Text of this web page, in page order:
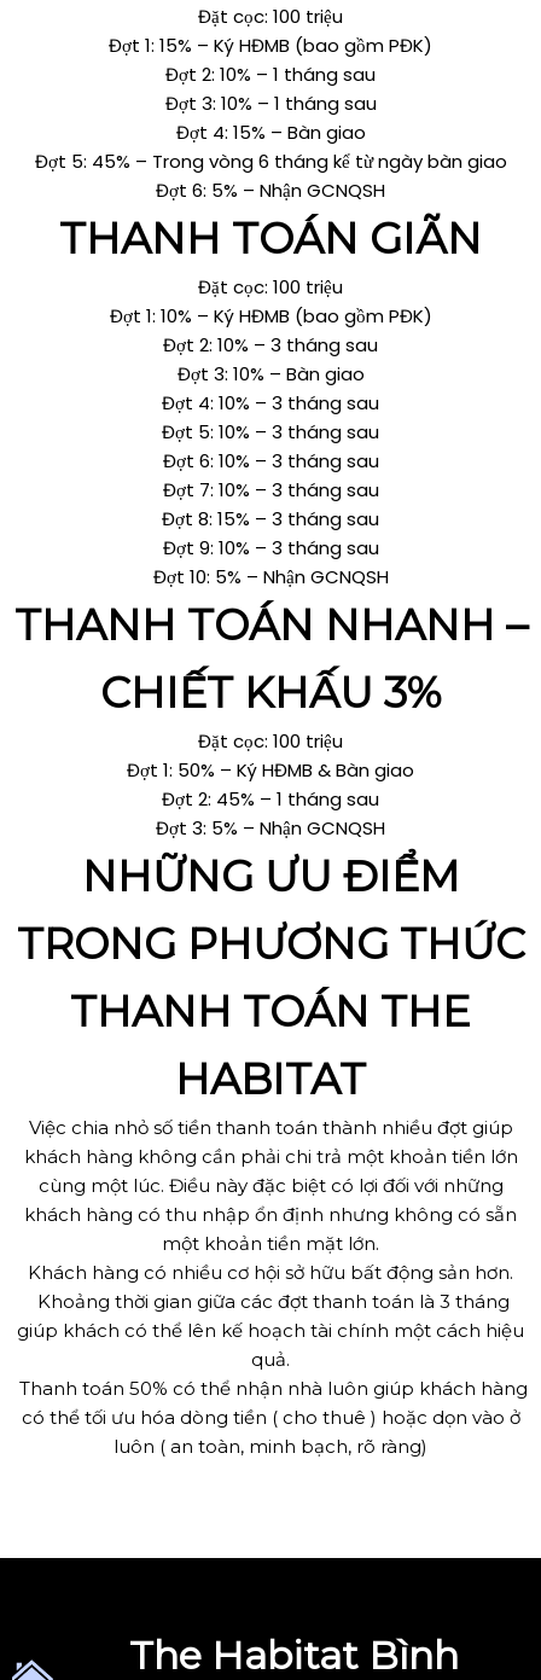
Đặt cọc: 100 triệu
Đợt 1: 15% – Ký HĐMB (bao gồm PĐK)
Đợt 2: 10% – 1 tháng sau
Đợt 3: 10% – 1 tháng sau
Đợt 4: 15% – Bàn giao
Đợt 5: 45% – Trong vòng 6 tháng kể từ ngày bàn giao
Đợt 6: 5% – Nhận GCNQSH
THANH TOÁN GIÃN
Đặt cọc: 100 triệu
Đợt 1: 10% – Ký HĐMB (bao gồm PĐK)
Đợt 2: 10% – 3 tháng sau
Đợt 3: 10% – Bàn giao
Đợt 4: 10% – 3 tháng sau
Đợt 5: 10% – 3 tháng sau
Đợt 6: 10% – 3 tháng sau
Đợt 7: 10% – 3 tháng sau
Đợt 8: 15% – 3 tháng sau
Đợt 9: 10% – 3 tháng sau
Đợt 10: 5% – Nhận GCNQSH
THANH TOÁN NHANH –
CHIẾT KHẤU 3%
Đặt cọc: 100 triệu
Đợt 1: 50% – Ký HĐMB & Bàn giao
Đợt 2: 45% – 1 tháng sau
Đợt 3: 5% – Nhận GCNQSH
NHỮNG ƯU ĐIỂM
TRONG PHƯƠNG THỨC
THANH TOÁN THE
HABITAT
Việc chia nhỏ số tiền thanh toán thành nhiều đợt giúp
khách hàng không cần phải chi trả một khoản tiền lớn
cùng một lúc. Điều này đặc biệt có lợi đối với những
khách hàng có thu nhập ổn định nhưng không có sẵn
một khoản tiền mặt lớn.
Khách hàng có nhiều cơ hội sở hữu bất động sản hơn.
Khoảng thời gian giữa các đợt thanh toán là 3 tháng
giúp khách có thể lên kế hoạch tài chính một cách hiệu
quả.
Thanh toán 50% có thể nhận nhà luôn giúp khách hàng
có thể tối ưu hóa dòng tiền ( cho thuê ) hoặc dọn vào ở
luôn ( an toàn, minh bạch, rõ ràng)
The Habitat Bình